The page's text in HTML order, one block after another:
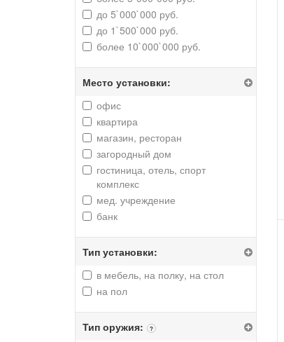
до 5`000`000 руб.
до 1`500`000 руб.
более 10`000`000 руб.
Место установки:
офис
квартира
магазин, ресторан
загородный дом
гостиница, отель, спорт
комплекс
мед. учреждение
банк
Тип установки:
в мебель, на полку, на стол
на пол
Тип оружия: ?